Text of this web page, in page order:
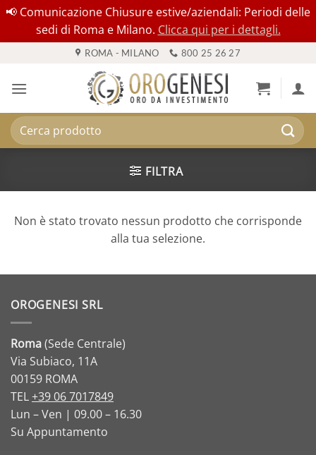
📢 Comunicazione Chiusure estive/aziendali: Periodi delle
sedi di Roma e Milano. Clicca qui per i dettagli.
contenuti
ROMA - MILANO 800 25 26 27
Cerca:
FILTRA
Non è stato trovato nessun prodotto che corrisponde
alla tua selezione.
OROGENESI SRL
Roma(Sede Centrale)
Via Subiaco, 11A
00159 ROMA
TEL+39 06 7017849
Lun – Ven | 09.00 – 16.30
Su Appuntamento